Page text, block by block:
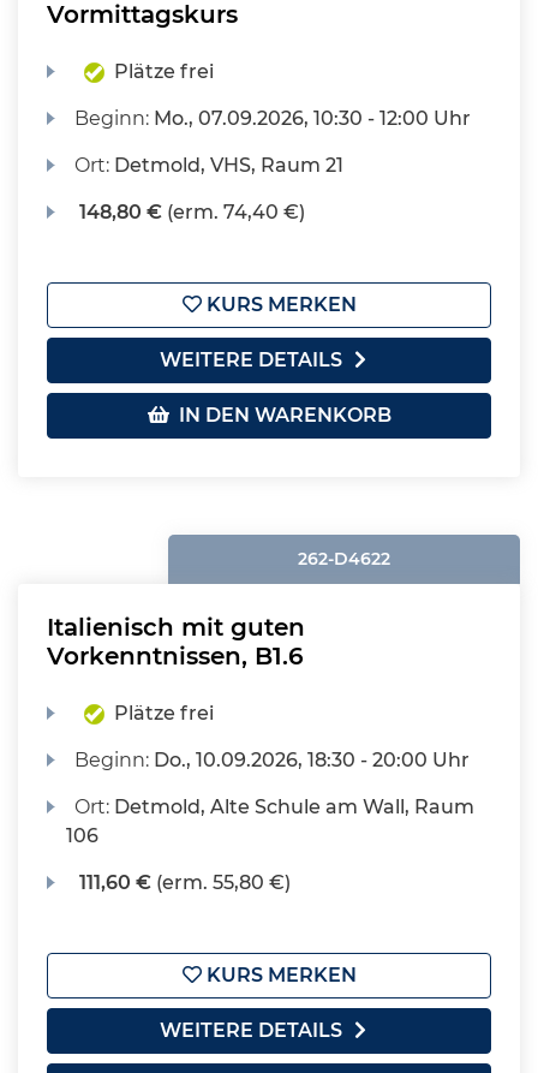
Vormittagskurs
Plätze frei
Beginn: Mo., 07.09.2026, 10:30 - 12:00 Uhr
Ort: Detmold, VHS, Raum 21
148,80 € (erm. 74,40 €)
KURS MERKEN
WEITERE DETAILS
IN DEN WARENKORB
262-D4622
Italienisch mit guten
Vorkenntnissen, B1.6
Plätze frei
Beginn: Do., 10.09.2026, 18:30 - 20:00 Uhr
Ort: Detmold, Alte Schule am Wall, Raum
106
111,60 € (erm. 55,80 €)
KURS MERKEN
WEITERE DETAILS